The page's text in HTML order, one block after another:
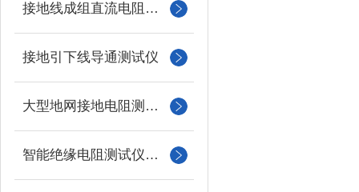
接地线成组直流电阻测试仪
接地引下线导通测试仪
大型地网接地电阻测试仪
智能绝缘电阻测试仪（兆欧表）